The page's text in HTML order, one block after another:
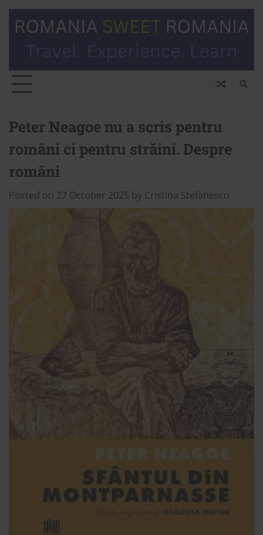
Peter Neagoe nu a scris pentru
români ci pentru străini. Despre
români
Posted on 27 October 2025 by Cristina Stefanescu